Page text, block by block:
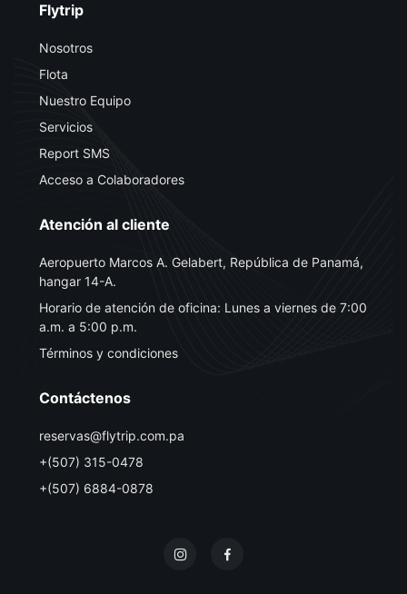
Flytrip
Nosotros
Flota
Nuestro Equipo
Servicios
Report SMS
Acceso a Colaboradores
Atención al cliente
Aeropuerto Marcos A. Gelabert, República de Panamá,
hangar 14-A.
Horario de atención de oficina: Lunes a viernes de 7:00
a.m. a 5:00 p.m.
Términos y condiciones
Contáctenos
reservas@flytrip.com.pa
+(507) 315-0478
+(507) 6884-0878